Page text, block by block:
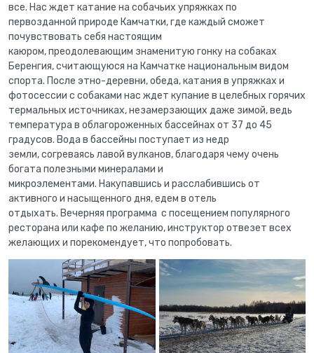
все. Нас ждет катание на собачьих упряжках по
первозданной природе Камчатки, где каждый сможет
почувствовать себя настоящим
каюром, преодолевающим знаменитую гонку на собаках
Беренгия, считающуюся на Камчатке национальным видом
спорта. После этно-деревни, обеда, катания в упряжках и
фотосессии с собаками нас ждет купание в целебных горячих
термальных источниках, незамерзающих даже зимой, ведь
температура в облагороженных бассейнах от 37 до 45
градусов. Вода в бассейны поступает из недр
земли, согреваясь лавой вулканов, благодаря чему очень
богата полезными минералами и
микроэлементами. Накупавшись и расслабившись от
активного и насыщенного дня, едем в отель
отдыхать. Вечерняя программа с посещением популярного
ресторана или кафе по желанию, инструктор отвезет всех
желающих и порекомендует, что попробовать.